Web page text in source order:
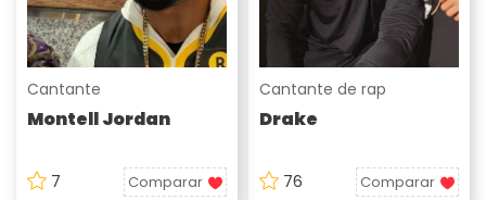
Cantante
Montell Jordan
7 Comparar
Cantante de rap
Drake
76 Comparar